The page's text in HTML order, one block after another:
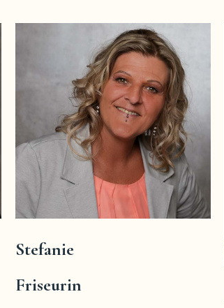
Stefanie
Friseurin